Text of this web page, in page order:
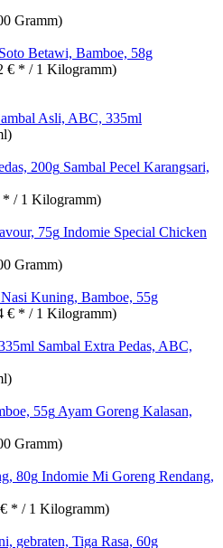
Gramm)
Soto Betawi, Bamboe, 58g
€ * / 1 Kilogramm)
Asli, ABC, 335ml
Sambal Pecel Karangsari,
* / 1 Kilogramm)
Indomie Special Chicken
Gramm)
Nasi Kuning, Bamboe, 55g
€ * / 1 Kilogramm)
Sambal Extra Pedas, ABC,
Ayam Goreng Kalasan,
Gramm)
Indomie Mi Goreng Rendang,
* / 1 Kilogramm)